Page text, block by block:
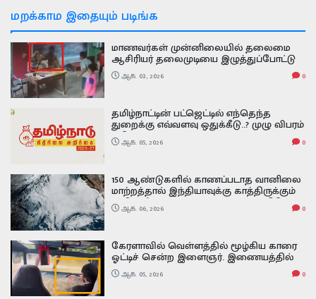
மறக்காம இதையும் படிங்க
மாணவர்கள் முன்னிலையில் தலைமை
ஆசிரியர் தலைமுடியை இழுத்துப்போட்டு
அடித்த ஆசிரியர் வைரல் வீடியோ
ஆக. 03, 2026 0
தமிழ்நாட்டின் பட்ஜெட்டில் எந்தெந்த
துறைக்கு எவ்வளவு ஒதுக்கீடு..? முழு விபரம்
இதோஆக. 05, 2026 0
150 ஆண்டுகளில் காணப்படாத வானிலை
மாற்றத்தால் இந்தியாவுக்கு காத்திருக்கும்
அதிர்ச்சி வலுவடைந்த சூப்பர் எல் நினோ -
அதன் பாதிப்பு எப்படி இருக்கும் Super El
ஆக. 06, 2026 0
கேரளாவில் வெள்ளத்தில் மூழ்கிய காரை
ஓட்டிச் சென்ற இளைஞர். இணையத்தில்
வைரலாகும் வீடியோ
ஆக. 05, 2026 0